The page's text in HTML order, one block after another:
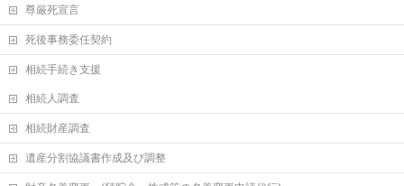
尊厳死宣言
死後事務委任契約
相続手続き支援
相続人調査
相続財産調査
遺産分割協議書作成及び調整